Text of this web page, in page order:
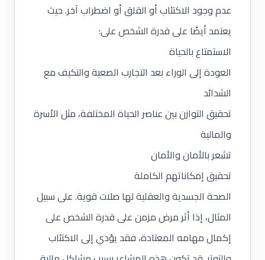
عدم وجود الاكتئاب أو القلق أو اضطراب آخر. حيث
يعتمد أيضًا على قدرة الشخص على:
الاستمتاع بالحياة
العودة إلى الوراء بعد التجارب الصعبة والتكيف مع
الشدائد
تحقيق التوازن بين عناصر الحياة المختلفة، مثل الأسرة
والمالية
تشعر بالأمان والأمان
تحقيق إمكاناتهم الكاملة
الصحة الجسدية والعقلية لها صلات قوية. على سبيل
المثال، إذا أثر مرض مزمن على قدرة الشخص على
إكمال مهامه المعتادة، فقد يؤدي إلى الاكتئاب